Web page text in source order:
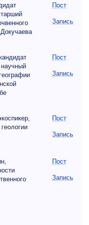
Пост
Запись
научный
Пост
Запись
Пост
Запись
Пост
Запись